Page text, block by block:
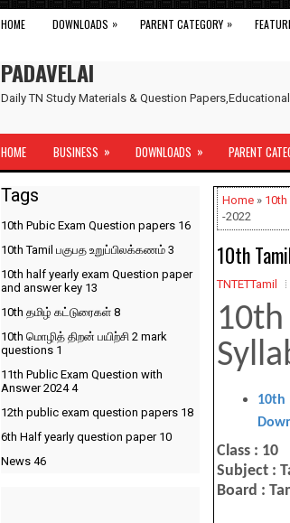
HOME DOWNLOADS » PARENT CATEGORY »
PADAVELAI
Daily TN Study Materials & Question
HOME BUSINESS » DOWNLOADS » PARENT
Home »
-2022
10th
TNTETTamil
Class : 10
Subject :
Board :
Tags
10th Pubic Exam Question papers 16
10th Tamil பகுபத உறுப்பிலக்கணம் 3
10th half yearly exam Question paper
and answer key 13
10th தமிழ் கட்டுரைகள் 8
10th மொழித் திறன் பயிற்சி 2 mark
questions 1
11th Public Exam Question with
Answer 20244
12th public exam question papers 18
6th Half yearly question paper 10
News 46